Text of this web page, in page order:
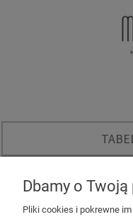
Dbamy o
Pliki cookies i pokrewne